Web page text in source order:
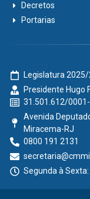
Decretos
Portarias
Legislatura
Presidente Hugo
31.501.612/0001-
Avenida
Miracema-RJ
0800 191 2131
Segunda à